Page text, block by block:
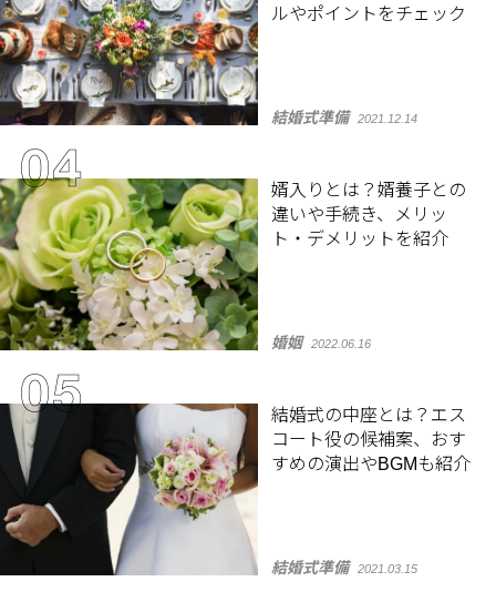
ルやポイントをチェック
結婚式準備 2021.12.14
婿入りとは？婿養子との
違いや手続き、メリッ
ト・デメリットを紹介
婚姻 2022.06.16
結婚式の中座とは？エス
コート役の候補案、おす
すめの演出やBGMも紹介
結婚式準備 2021.03.15